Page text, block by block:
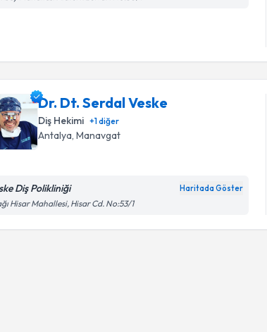
Dr. Dt. Serdal Veske
Diş Hekimi +1diğer
Antalya , Manavgat
Diş Polikliniği Haritada Göster
Hisar Mahallesi, Hisar Cd. No:53/1